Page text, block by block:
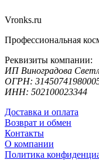
Vronks.ru
Профессиональная
Реквизиты компании:
ИП Виноградова
ОГРН:
ИНН: 502100023344
Доставка и оплата
Возврат и обмен
Контакты
О компании
Политика